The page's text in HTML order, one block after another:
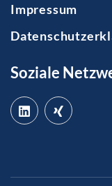
Impressum
Soziale